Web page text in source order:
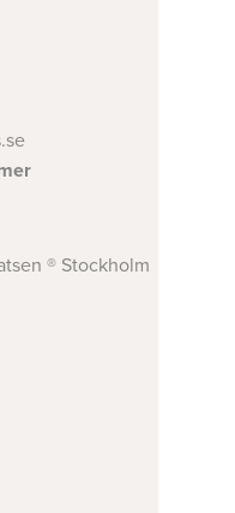
® Stockholm